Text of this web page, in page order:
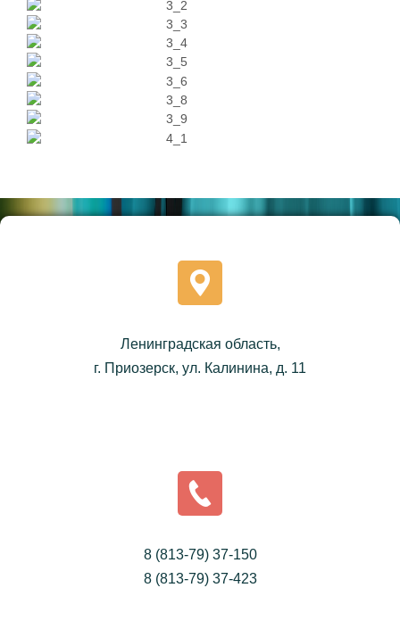
Ленинградская область,
г. Приозерск, ул. Калинина, д. 11
8 (813-79) 37-150
8 (813-79) 37-423